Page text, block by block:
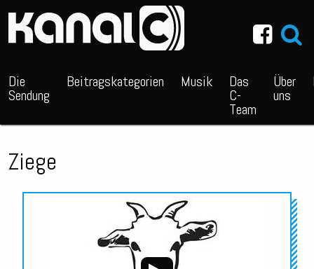
Die
Sendung
Beitragskategorien Musik Das
C-
Team
Über
uns
Ziege